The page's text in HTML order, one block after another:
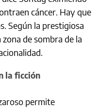
cáncer. Hay que
Según la prestigiosa
de sombra de la
la ficción
permite